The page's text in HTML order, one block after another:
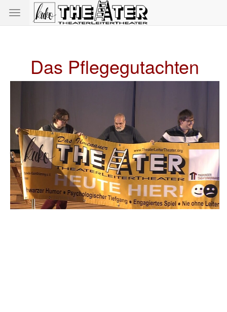
Toggle
navigation
Das Pflegegutachten